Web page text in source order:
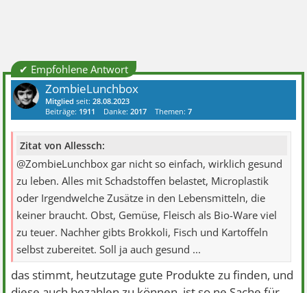
✔ Empfohlene Antwort
ZombieLunchbox
Mitglied seit:28.08.2023
Beiträge: 1911 Danke:2017 Themen:7
Zitat von Allessch:
@ZombieLunchbox gar nicht so einfach, wirklich gesund
zu leben. Alles mit Schadstoffen belastet, Microplastik
oder Irgendwelche Zusätze in den Lebensmitteln, die
keiner braucht. Obst, Gemüse, Fleisch als Bio-Ware viel
zu teuer. Nachher gibts Brokkoli, Fisch und Kartoffeln
selbst zubereitet. Soll ja auch gesund ...
das stimmt, heutzutage gute Produkte zu finden, und